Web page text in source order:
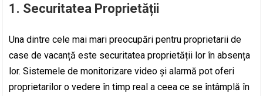
1. Securitatea Proprietății
Una dintre cele mai mari preocupări pentru proprietarii de
case de vacanță este securitatea proprietății lor în absența
lor. Sistemele de monitorizare video și alarmă pot oferi
proprietarilor o vedere în timp real a ceea ce se întâmplă în